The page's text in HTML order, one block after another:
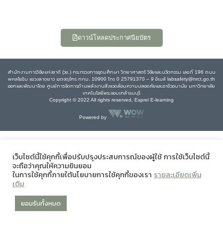
ดาวน์โหลดประกาศนียบัตร
สำนักงานการวิจัยแห่งชาติ (วช.) กระทรวงการอุดมศึกษา วิทยาศาสตร์ วิจัยและนวัตกรรม เลขที่ 196 ถนน
พหลโยธิน แขวงลาดยาว เขตจตุจักร กทม. 10900 โทร 0 25791370 – 9 อีเมล์ labsafety@nrct.go.th
ออกและพัฒนาโดย ศูนย์การจัดการด้านพลังงานสิ่งแวดล้อมความปลอดภัยและอาชีวอนามัย มหาวิทยาลัย
เทคโนโลยีพระจอมเกล้าธนบุรี
Copyright © 2022 All rights reserved, Esprel E-learning
Powered by
เว็บไซต์นี้ใช้คุกกี้เพื่อปรับปรุงประสบการณ์ของผู้ใช้ การใช้เว็บไซต์นี้
จะถือว่าคุณให้ความยินยอม
ในการใช้คุกกี้ภายใต้นโยบายการใช้คุกกี้ของเรา รายละเอียดเพิ่ม
เติม
ยอมรับทั้งหมด